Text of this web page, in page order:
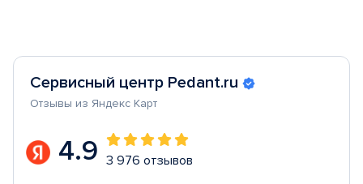
Сервисный центр Pedant.ru
Отзывы из Яндекс Карт
4.9 3 976 отзывов